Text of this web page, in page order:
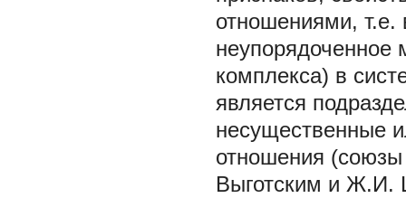
отношениями,
неупорядоченное
комплекса) в
является
несущественные
отношения
Выготским и Ж.И.